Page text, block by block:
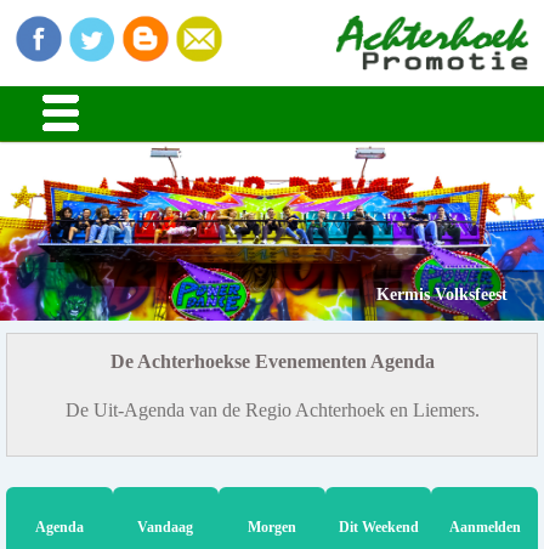
Kermis Volksfeest
De Achterhoekse Evenementen Agenda
De Uit-Agenda van de Regio Achterhoek en Liemers.
Agenda Vandaag Morgen Dit Weekend Aanmelden